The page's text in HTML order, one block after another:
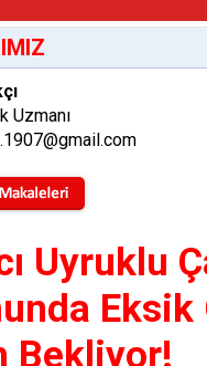
Uzmanı
Uyruklu
Bekliyor!